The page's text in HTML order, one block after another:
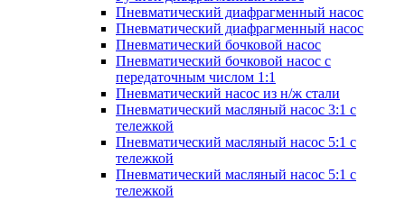
Пневматический диафрагменный насос
Пневматический диафрагменный насос
Пневматический бочковой насос
Пневматический бочковой насос с
передаточным числом 1:1
Пневматический насос из н/ж стали
Пневматический масляный насос 3:1 с
тележкой
Пневматический масляный насос 5:1 с
тележкой
Пневматический масляный насос 5:1 с
тележкой